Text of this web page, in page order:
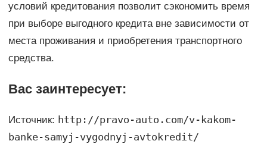
условий кредитования позволит сэкономить время
при выборе выгодного кредита вне зависимости от
места проживания и приобретения транспортного
средства.
Вас заинтересует:
Источник: http://pravo-auto.com/v-kakom-
banke-samyj-vygodnyj-avtokredit/